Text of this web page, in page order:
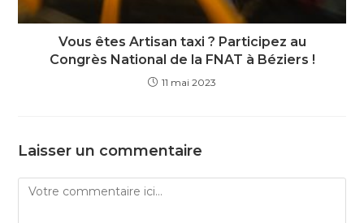
Vous êtes Artisan taxi ? Participez au
Congrès National de la FNAT à Béziers !
11 mai 2023
Laisser un commentaire